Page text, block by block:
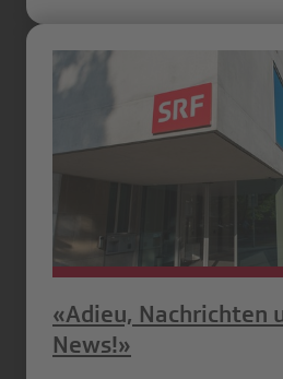
«Adieu, Nachrichten
News!»